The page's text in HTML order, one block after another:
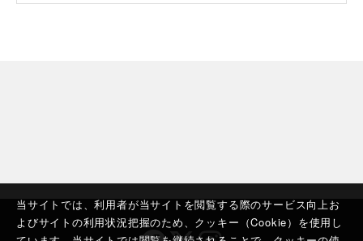
当サイトでは、利用者が当サイトを閲覧する際のサービス向上お
よびサイトの利用状況把握のため、クッキー（Cookie）を使用し